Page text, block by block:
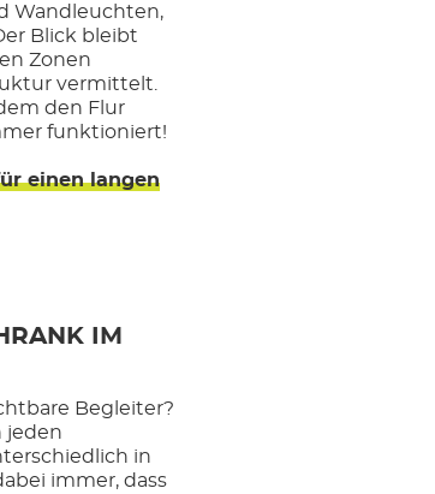
Wandleuchten,
Blick bleibt
Zonen
vermittelt.
den Flur
funktioniert!
einen langen
IM
Begleiter?
jeden
in
immer, dass